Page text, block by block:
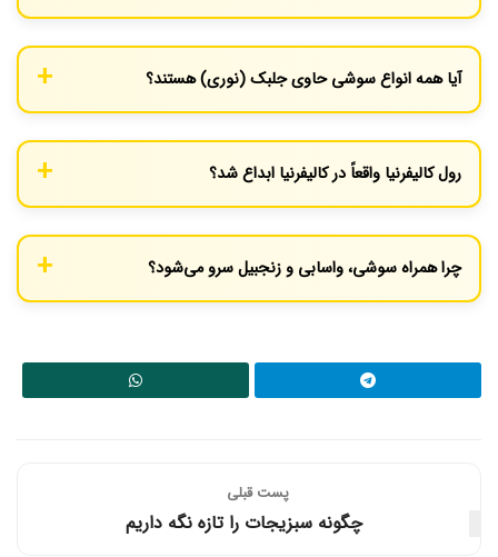
تسلط بر هنر انتخاب و برش ماهی، تهیه برنج کامل و ایجاد تعادل در
طعم و زیبایی ظاهری سوشی صرف می‌کند.
آیا همه انواع سوشی حاوی جلبک (نوری) هستند؟
شامل یک بالشتک برنج و یک تکه ماهی یا ماده دیگر روی آن است و
جلبک ندارد. جلبک بیشتر در رول‌ها (ماکی‌زوشی) استفاده می‌شود.
رول کالیفرنیا واقعاً در کالیفرنیا ابداع شد؟
به طعم‌ها و بافت‌های سوشی سنتی عادت نداشتند، ساخته شد.
چرا همراه سوشی، واسابی و زنجبیل سرو می‌شود؟
ترشی (گاری) برای پاک کردن کام و تازه کردن دهان بین خوردن انواع
مختلف سوشی استفاده می‌شود.
پست قبلی
چگونه سبزیجات را تازه نگه داریم